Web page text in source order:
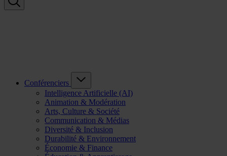
Conférenciers
Intelligence Artificielle (AI)
Animation & Modération
Arts, Culture & Société
Communication & Médias
Diversité & Inclusion
Durabilité & Environnement
Économie & Finance